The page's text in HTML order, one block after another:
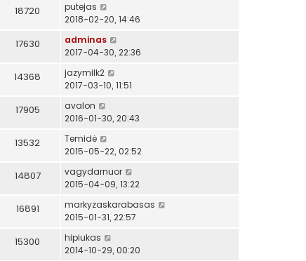
18720
putejas
2018-02-20, 14:46
17630
adminas
2017-04-30, 22:36
14368
jazymilk2
2017-03-10, 11:51
17905
avalon
2016-01-30, 20:43
13532
Temidė
2015-05-22, 02:52
14807
vagydarnuor
2015-04-09, 13:22
16891
markyzaskarabasas
2015-01-31, 22:57
15300
hipiukas
2014-10-29, 00:20